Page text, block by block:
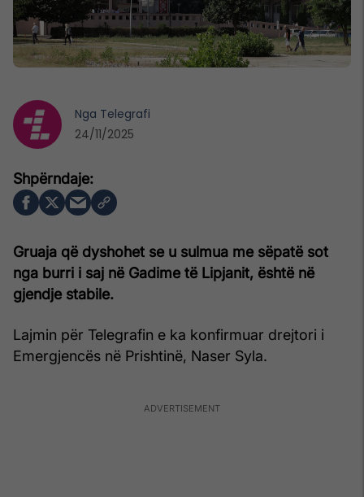
Gruaja që dyshohet se u sulmua me sëpatë sot
nga burri i saj në Gadime të Lipjanit, është në
gjendje stabile.
Lajmin për Telegrafin e ka konfirmuar drejtori i
Emergjencës në Prishtinë, Naser Syla.
Nga Telegrafi
24/11/2025